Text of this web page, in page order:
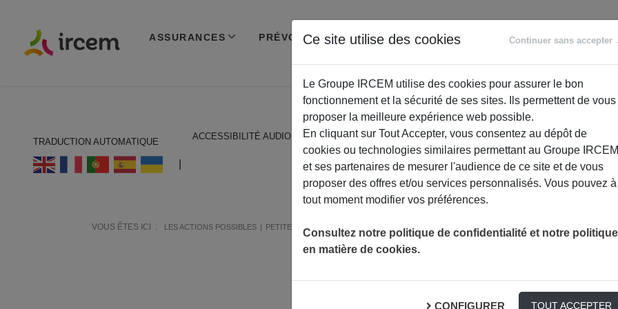
ASSURANCES PRÉVOYANCE RETRAITE
ACCOMPAGNEMENT
TRADUCTION AUTOMATIQUE
ACCESSIBILITÉ AUDIO
VOUS ÊTES ICI : LES ACTIONS POSSIBLES PETITE ENFANCE : LA PRÉVENTION DES 1000 PREMIERS JOURS PRÉVENTION RÉDUIRE
Ce site utilise des cookies Continuer sans accepter
Le Groupe IRCEM utilise des cookies pour assurer le bon
fonctionnement et la sécurité de ses sites. Ils permettent de vous
proposer la meilleure expérience web possible.
En cliquant sur Tout Accepter, vous consentez au dépôt de
cookies ou technologies similaires permettant au Groupe IRCEM
et ses partenaires de mesurer l'audience de ce site et de vous
proposer des offres et/ou services personnalisés. Vous pouvez à
tout moment modifier vos préférences.
Consultez notre politique de confidentialité et notre politique
en matière de cookies.
CONFIGURER TOUT ACCEPTER